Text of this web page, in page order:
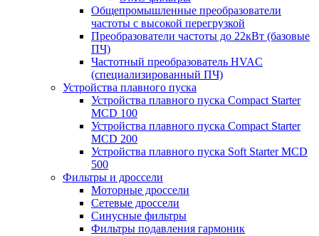
Общепромышленные преобразователи
частоты с высокой перегрузкой
Преобразователи частоты до 22кВт (базовые
ПЧ)
Частотный преобразователь HVAC
(специализированный ПЧ)
Устройства плавного пуска
Устройства плавного пуска Compact Starter
MCD 100
Устройства плавного пуска Compact Starter
MCD 200
Устройства плавного пуска Soft Starter MCD
500
Фильтры и дроссели
Моторные дроссели
Сетевые дроссели
Синусные фильтры
Фильтры подавления гармоник